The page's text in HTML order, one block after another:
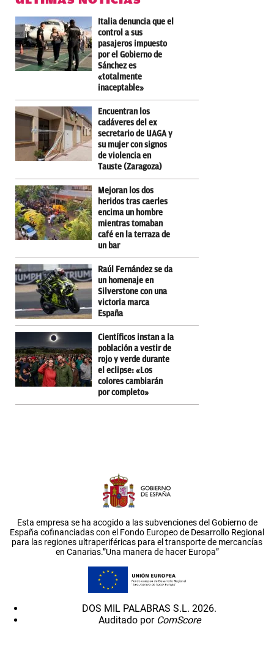
Italia denuncia que el
control a sus
pasajeros impuesto
por el Gobierno de
Sánchez es
«totalmente
inaceptable»
Encuentran los
cadáveres del ex
secretario de UAGA y
su mujer con signos
de violencia en
Tauste (Zaragoza)
Mejoran los dos
heridos tras caerles
encima un hombre
mientras tomaban
café en la terraza de
un bar
Raúl Fernández se da
un homenaje en
Silverstone con una
victoria marca
España
Científicos instan a la
población a vestir de
rojo y verde durante
el eclipse: «Los
colores cambiarán
por completo»
Esta empresa se ha acogido a las subvenciones del Gobierno de
España cofinanciadas con el Fondo Europeo de Desarrollo Regional
para las regiones ultraperiféricas para el transporte de mercancías
en Canarias.”Una manera de hacer Europa”
DOS MIL PALABRAS S.L. 2026.
Auditado por ComScore